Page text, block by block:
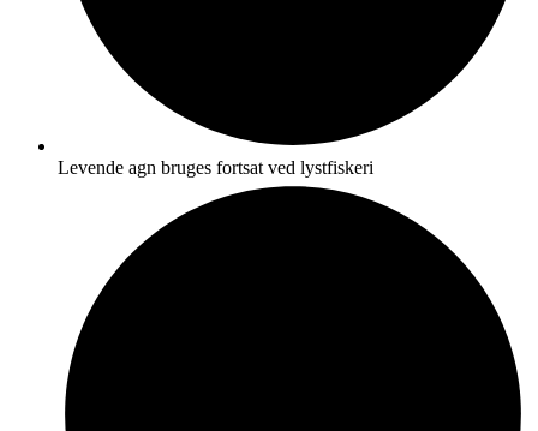
Levende agn bruges fortsat ved lystfiskeri